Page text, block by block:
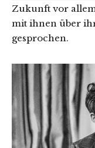
Zukunft vor
mit ihnen über
gesprochen.